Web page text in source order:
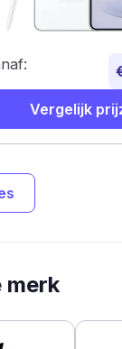
Vergelijk
merk